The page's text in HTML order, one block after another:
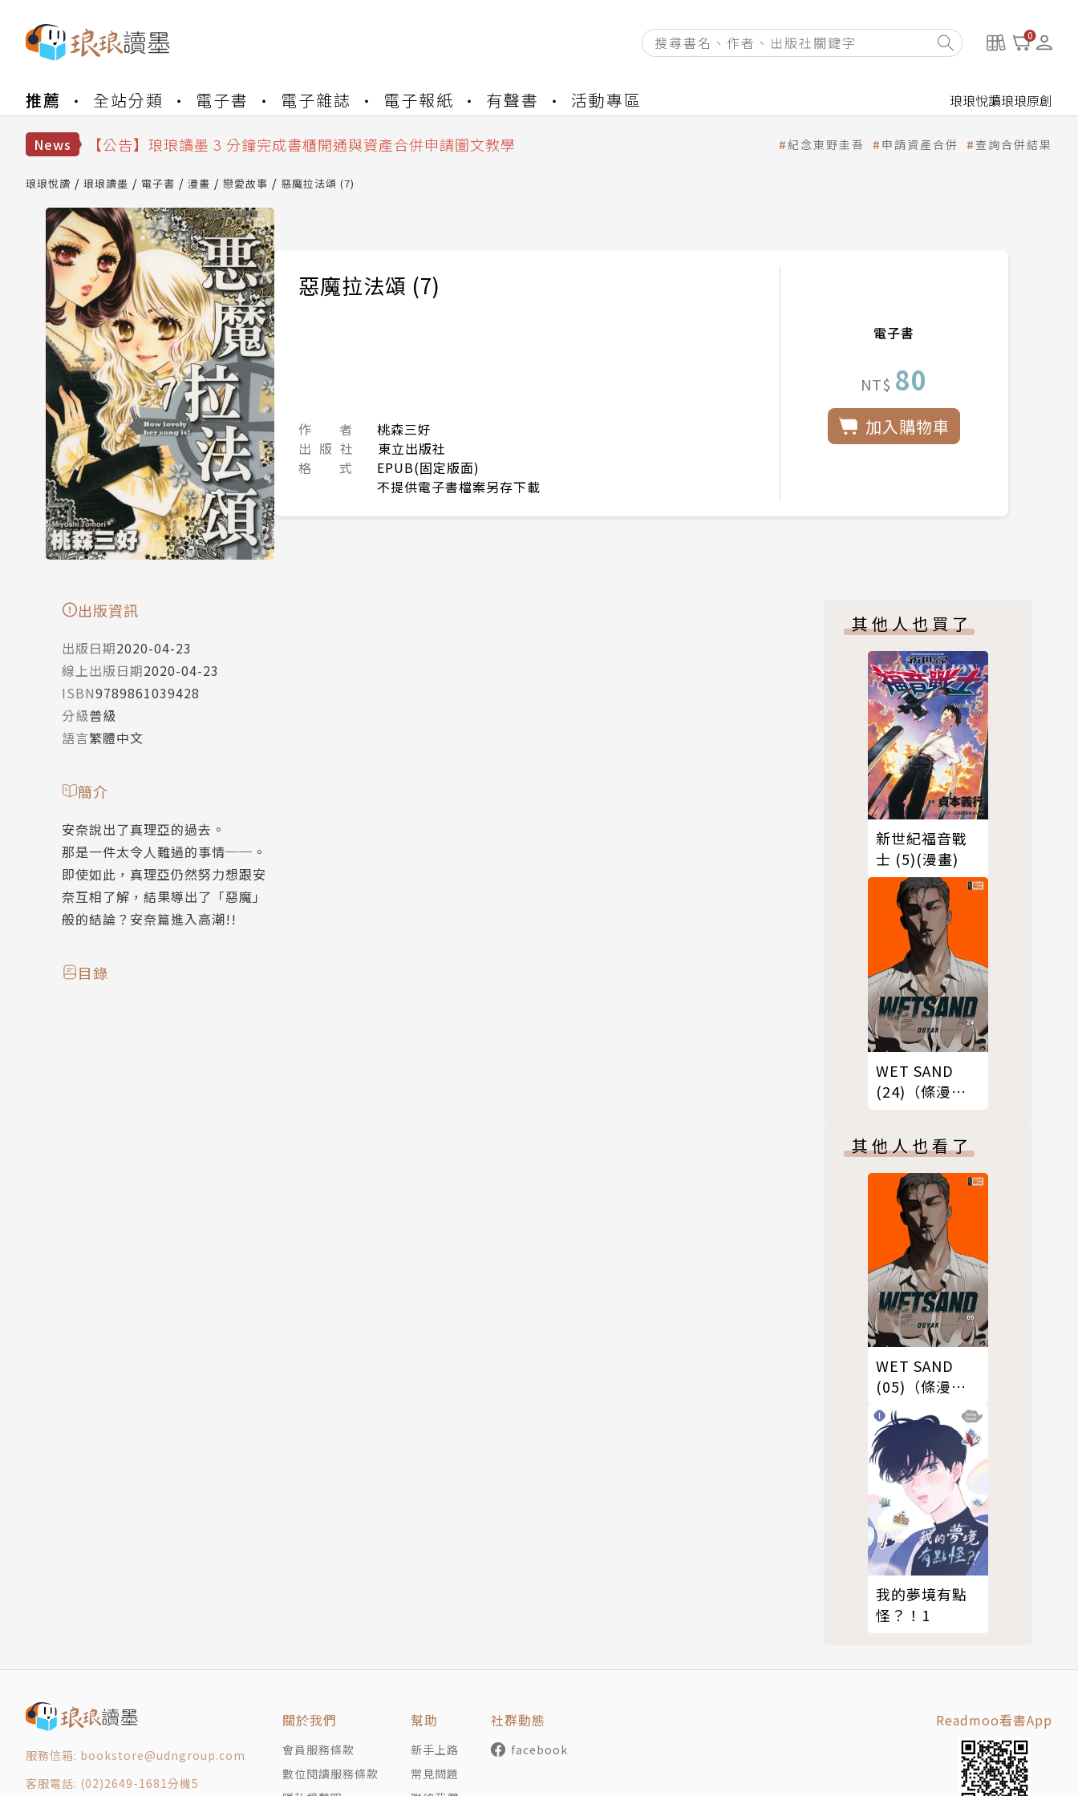
0
推薦 全站分類 電子書 電子雜誌 電子報紙 有聲書 活動專區 琅琅悅讀琅琅原創
News
【公告】琅琅讀墨數位閱讀資產合併與書櫃開通申請
【公告】琅琅讀墨 3 分鐘完成書櫃開通與資產合併申請圖文教學
【公告】琅琅讀墨數位閱讀資產合併與書櫃開通申請
紀念東野圭吾 申請資產合併 查詢合併結果
琅琅悅讀 琅琅讀墨 電子書 漫畫 戀愛故事 惡魔拉法頌 (7)
惡魔拉法頌 (7)
作 者
桃森三好
出 版 社
東立出版社
格 式
EPUB(固定版面)
不提供電子書檔案另存下載
電子書
NT$ 80
加入購物車
出版資訊
出版日期2020-04-23
線上出版日期2020-04-23
ISBN9789861039428
分級普級
語言繁體中文
簡介
安奈說出了真理亞的過去。
那是一件太令人難過的事情──。
即使如此，真理亞仍然努力想跟安
奈互相了解，結果導出了「惡魔」
般的結論？安奈篇進入高潮!!
目錄
其他人也買了
新世紀福音戰
士 (5)(漫畫)
WET SAND
(24)（條漫
其他人也看了
WET SAND
(05)（條漫
版）
我的夢境有點
怪？！1
服務信箱: bookstore@udngroup.com
客服電話: (02)2649-1681分機5
關於我們
會員服務條款
數位閱讀服務條款
幫助
新手上路
常見問題
社群動態
facebook
Readmoo看書App